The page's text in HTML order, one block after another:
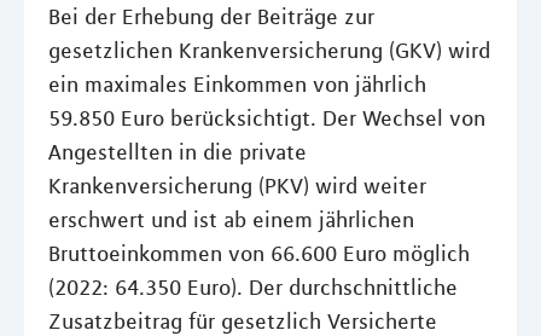
Bei der Erhebung der Beiträge zur
gesetzlichen Krankenversicherung (GKV) wird
ein maximales Einkommen von jährlich
59.850 Euro berücksichtigt. Der Wechsel von
Angestellten in die private
Krankenversicherung (PKV) wird weiter
erschwert und ist ab einem jährlichen
Bruttoeinkommen von 66.600 Euro möglich
(2022: 64.350 Euro). Der durchschnittliche
Zusatzbeitrag für gesetzlich Versicherte